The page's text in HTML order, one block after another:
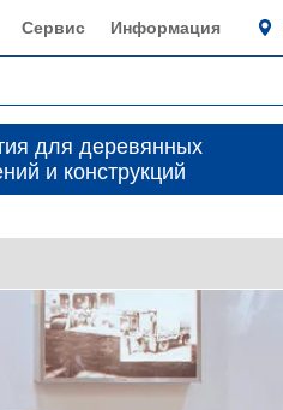
Сервис Информация
для деревянных
и конструкций